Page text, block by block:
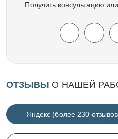
Получить консультацию
ОТЗЫВЫ О НАШЕЙ
Яндекс (более 230